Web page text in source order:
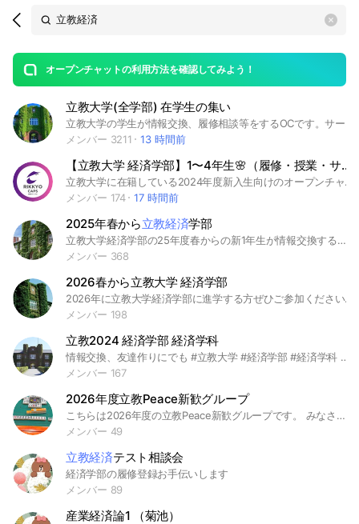
Search
OpenChats
messages
search
area
オープンチャットの利用方法を確認してみよう！
open
立教大学(全学部) 在学生の集い
メンバー 3211
13 時間前
【立教大学 経済学部】1〜4年生🌸（履修・授業・サークル）｜CAPS
立教大学に在籍している2024年度新入生向けのオープンチャットです🥳 授業やサークル、ゼミなどの情報共有に是非是非ご活用ください🎉 #立教大学 #春から立教 #大学 #CAMPANION
メンバー 174
17 時間前
2025年春から立教経済学部
立教大学経済学部の25年度春からの新1年生が情報交換する場所です！経済学部ならではの情報共有や友達作りしましょう〜！#春から立教 #春から立教経済 #立教経済
メンバー 368
2026春から立教大学 経済学部
2026年に立教大学経済学部に進学する方ぜひご参加ください #立教 #立教経済 #MARCH #春から立教
メンバー 198
立教2024 経済学部 経済学科
情報交換、友達作りにでも #立教大学 #経済学部 #経済学科 #新入生 #新一年生
メンバー 167
2026年度立教Peace新歓グループ
こちらは2026年度の立教Peace新歓グループです。 みなさん初めまして！ 立教競技麻雀サークルPeaceと申します！ 「呑まない・賭けない・吸わない」を理念に毎週水曜日楽しく活動しています。 初めての方も大歓迎ですので、お気軽にお越しください！ 新歓の参加はGoogleformより募集してます！ ⭐︎オープンチャットでのルール 名前は「ニックネーム・学部学年」でお願いします！ また、荒らしなどの他人への迷惑行為が確認出来ましたら、即追放といたしますので、秩序を持った行動を心がけましょう。 みなさんで楽しく新歓活動をしていきましょう！ #立教Peace #春から立教 #立教大学 #学生麻雀サークル #新入生歓迎 #春から立教大学 #春から立教生 #春から立教経済 #春から立教法学部 #春から立教文学部 #春から立教経営 #春から立教理学部 #春から立教観光 #春から立教現代心理
メンバー 49
立教経済テスト相談会
経済学部の履修登録お手伝いします
メンバー 89
産業経済論1 （菊池）